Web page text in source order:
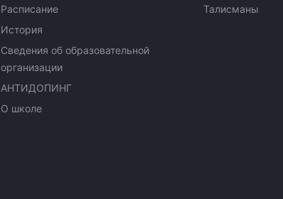
Расписание
История
Сведения об образовательной
организации
АНТИДОПИНГ
О школе
Талисманы